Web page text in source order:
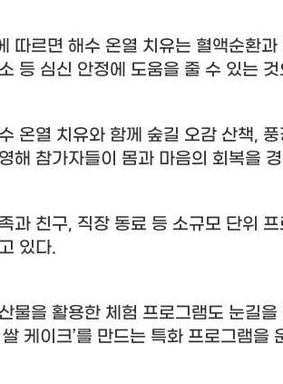
따르면 해수 온열 치유는 혈액순환과
등 심신 안정에 도움을 줄 수 있는
온열 치유와 함께 숲길 오감 산책,
해 참가자들이 몸과 마음의 회복을
과 친구, 직장 동료 등 소규모 단위
있다.
물을 활용한 체험 프로그램도 눈길을
케이크’를 만드는 특화 프로그램을